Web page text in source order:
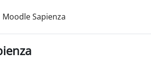
Moodle Sapienza